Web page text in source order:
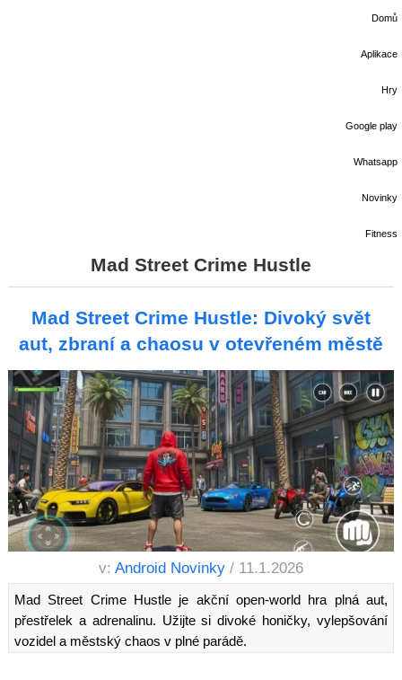
Domů
Aplikace
Hry
Google play
Whatsapp
Novinky
Fitness
Mad Street Crime Hustle
Mad Street Crime Hustle: Divoký svět
aut, zbraní a chaosu v otevřeném městě
v: Android Novinky / 11.1.2026
Mad Street Crime Hustle je akční open-world hra plná aut,
přestřelek a adrenalinu. Užijte si divoké honičky, vylepšování
vozidel a městský chaos v plné parádě.